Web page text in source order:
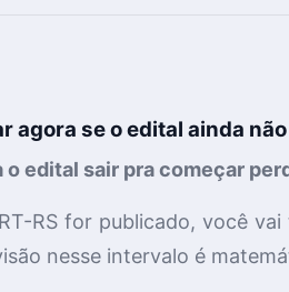
agora se o edital ainda
edital sair pra começar
RS for publicado, você
nesse intervalo é